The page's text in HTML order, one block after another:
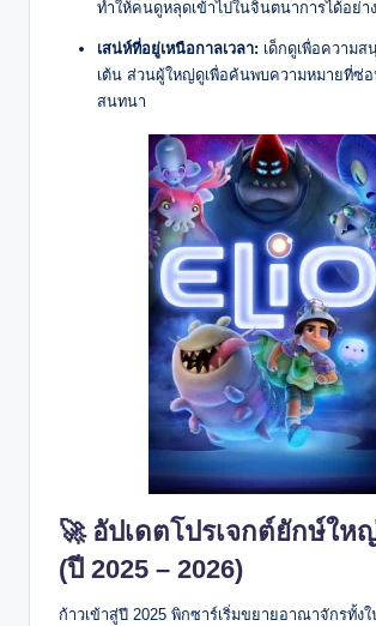
ทำให้คนดูหลุดเข้าไปในจินตนาการได้อย่
เสน่ห์ที่อยู่เหนือกาลเวลา: เด็กดูเพื่อความ
เต้น ส่วนผู้ใหญ่ดูเพื่อค้นพบความหมายที่ซ่
สนทนา
🚀 อัปเดตโปรเจกต์ยักษ์ให
(ปี 2025 – 2026)
ก้าวเข้าสู่ปี 2025 พิกซาร์เริ่มขยายอาณาจักรทั้ง